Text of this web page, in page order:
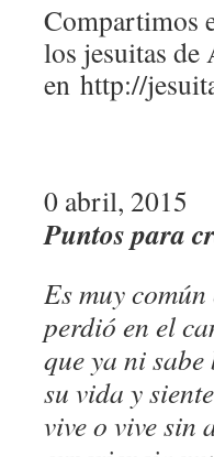
Compartimos
los jesuitas de
en http://
0 abril, 2015
Puntos para
Es muy
perdió en el
que ya ni
su vida y
vive o vive sin